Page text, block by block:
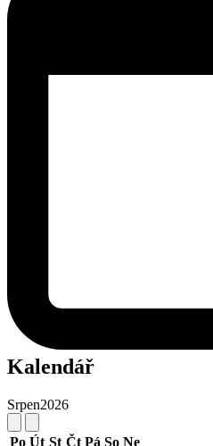
Kalendář
Srpen2026
Po Út St Čt Pá So Ne